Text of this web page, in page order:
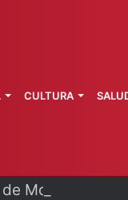
Morelos
CULTURA